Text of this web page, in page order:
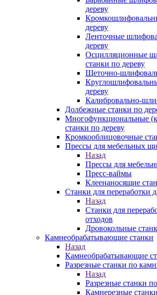
дереву
дереву
Ленточные
дереву
Осцилляционные
станки по дереву
Щеточно-
дереву
Калибровально-
Долбежные станки по
Многофункциональные
станки по дереву
Кромкооблицовочные
Прессы для мебельных
Назад
Прессы для
Пресс-ваймы
Клеенаносящие
Станки для переработки
Назад
Станки для
отходов
Дровокольные
Камнеобрабатывающие станки
Назад
Камнеобрабатывающие
Разрезные станки по
Назад
Разрезные станки
Камнерезные станки